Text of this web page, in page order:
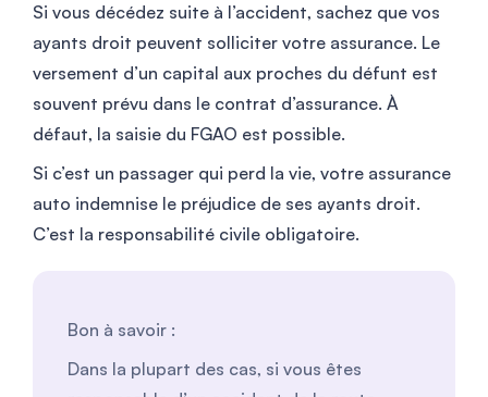
Si vous décédez suite à l’accident, sachez que vos
ayants droit peuvent solliciter votre assurance. Le
versement d’un capital aux proches du défunt est
souvent prévu dans le contrat d’assurance. À
défaut, la saisie du FGAO est possible.
Si c’est un passager qui perd la vie, votre assurance
auto indemnise le préjudice de ses ayants droit.
C’est la responsabilité civile obligatoire.
Bon à savoir :
Dans la plupart des cas, si vous êtes